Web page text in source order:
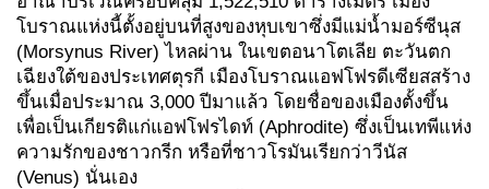
โบราณแห่งนี้ตั้งอยู่บนที่สูงของหุบเขาซึ่งมีแม่น้ำมอร์ซีนุส
(Morsynus River) ไหลผ่าน ในเขตอนาโตเลีย ตะวันตก
เฉียงใต้ของประเทศตุรกี เมืองโบราณแอฟโฟรดีเซียสสร้าง
ขึ้นเมื่อประมาณ 3,000 ปีมาแล้ว โดยชื่อของเมืองตั้งขึ้น
เพื่อเป็นเกียรติแก่แอฟโฟรไดท์ (Aphrodite) ซึ่งเป็นเทพีแห่ง
ความรักของชาวกรีก หรือที่ชาวโรมันเรียกว่าวีนัส
(Venus) นั่นเอง